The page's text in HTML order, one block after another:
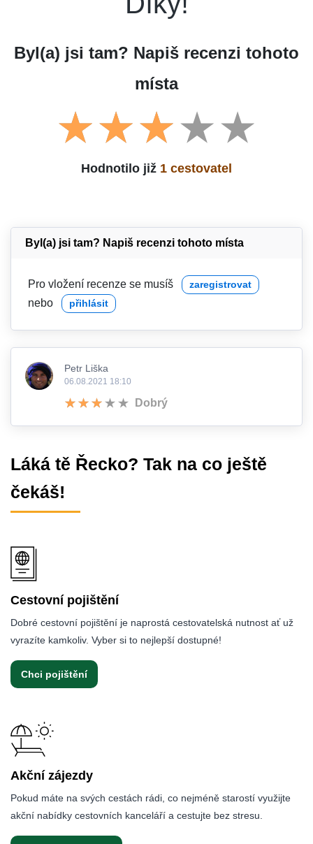
Byl(a) jsi tam? Napiš recenzi tohoto
místa
Hodnotilo již 1 cestovatel
Byl(a) jsi tam? Napiš recenzi tohoto místa
Pro vložení recenze se musíš zaregistrovat
nebo přihlásit
Petr Liška
06.08.2021 18:10
Dobrý
Láká tě Řecko? Tak na co ještě
čekáš!
Cestovní pojištění
Dobré cestovní pojištění je naprostá cestovatelská nutnost ať už
vyrazíte kamkoliv. Vyber si to nejlepší dostupné!
Chci pojištění
Akční zájezdy
Pokud máte na svých cestách rádi, co nejméně starostí využijte
akční nabídky cestovních kanceláří a cestujte bez stresu.